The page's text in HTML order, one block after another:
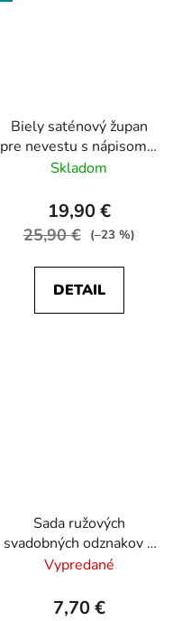
Biely saténový župan
pre nevestu s nápisom –
Luxusný
Skladom
19,90 €
25,90 € (–23 %)
DETAIL
Sada ružových
svadobných odznakov –
1x Nevesta a 5x
Vypredané
7,70 €